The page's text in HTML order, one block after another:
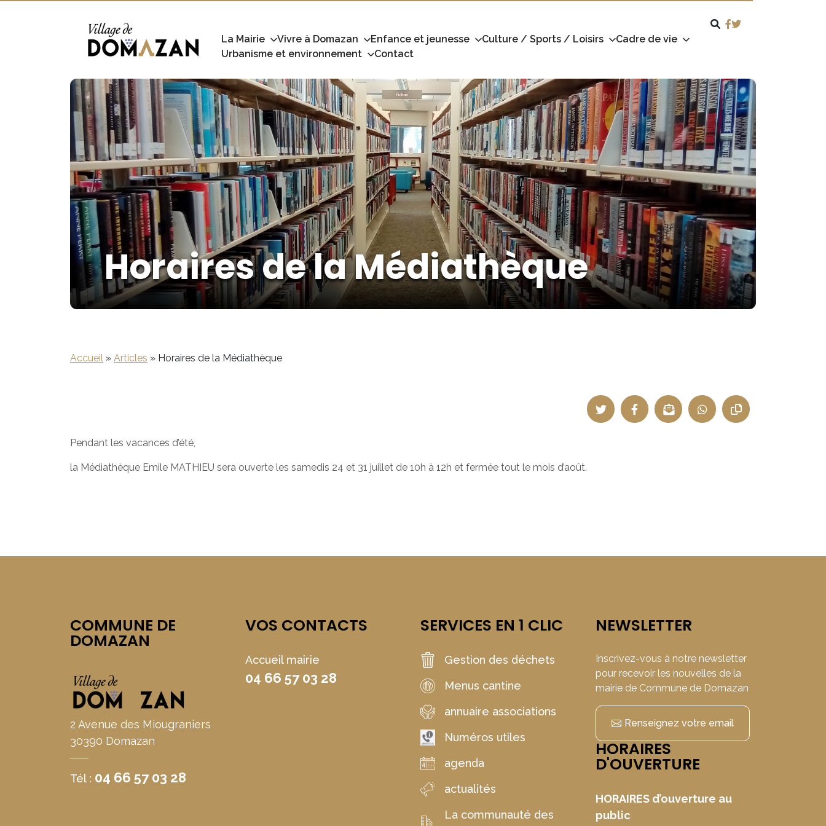
La Mairie Vivre à Domazan Enfance et jeunesse Culture / Sports / Loisirs
Cadre de vie
Urbanisme et environnement
Contact
Horaires de la Médiathèque
Accueil » Articles » Horaires de la Médiathèque
Pendant les vacances d’été,
la Médiathèque Emile MATHIEU sera ouverte les samedis 24 et 31 juillet de 10h à 12h et fermée tout le mois d’août.
COMMUNE DE
DOMAZAN
2 Avenue des Miougraniers
30390 Domazan
Tél : 04 66 57 03 28
VOS CONTACTS
Accueil mairie
04 66 57 03 28
SERVICES EN 1 CLIC
Gestion des déchets
Menus cantine
annuaire associations
Numéros utiles
agenda
actualités
La communauté des
NEWSLETTER
Inscrivez-vous à notre newsletter
pour recevoir les nouvelles de la
mairie de Commune de Domazan
Renseignez votre email
HORAIRES
D'OUVERTURE
HORAIRES d’ouverture au
public